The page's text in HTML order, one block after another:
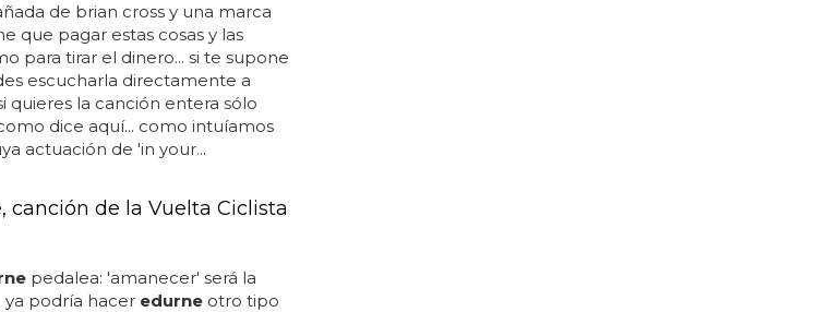
de brian cross y una marca
que pagar estas cosas y las
para tirar el dinero... si te supone
escucharla directamente a
quieres la canción entera sólo
dice aquí... como intuíamos
actuación de 'in your...
canción de la Vuelta Ciclista
pedalea: 'amanecer' será la
ya podría hacer edurneotro tipo